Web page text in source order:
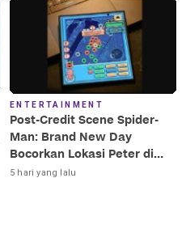
ENTERTAINMENT
Post-Credit Scene Spider-
Man: Brand New Day
Bocorkan Lokasi Peter di
Luar Angkasa!
5 hari yang lalu